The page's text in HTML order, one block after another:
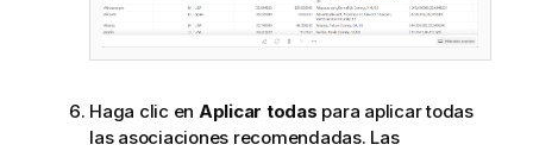
Haga clic en Aplicar todas para aplicar todas
las asociaciones recomendadas. Las